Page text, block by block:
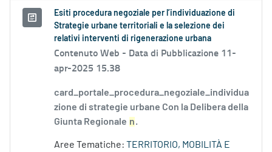
Esiti procedura negoziale per l’individuazione di
Strategie urbane territoriali e la selezione dei
relativi interventi di rigenerazione urbana
Contenuto Web - Data di Pubblicazione 11-
apr-2025 15.38
card_portale_procedura_negoziale_individua
zione di strategie urbane Con la Delibera della
Giunta Regionale n.
Aree Tematiche: TERRITORIO, MOBILITÀ E